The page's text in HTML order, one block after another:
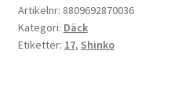
65H
TL
SR-
Artikelnr: 8809692870036
Kategori: Däck
Etiketter: 17, Shinko